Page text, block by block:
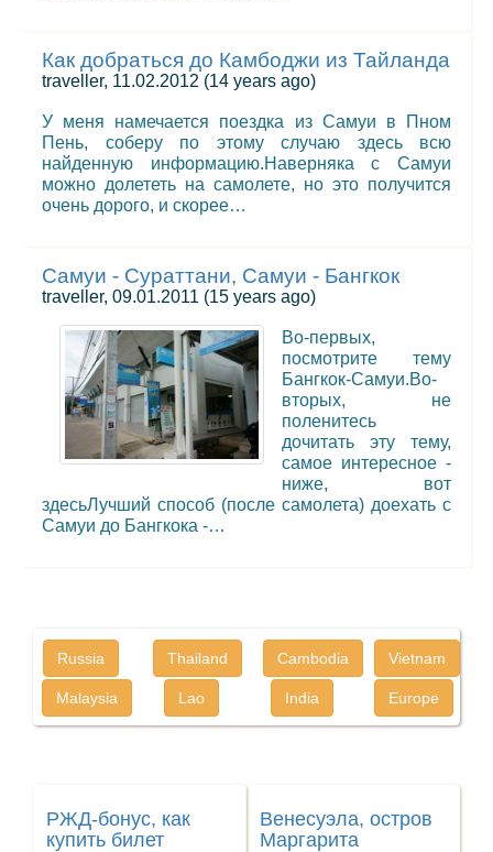
Как добраться до Камбоджи из Тайланда
traveller, 11.02.2012 (14 years ago)
У меня намечается поездка из Самуи в Пном
Пень, соберу по этому случаю здесь всю
найденную информацию.Наверняка с Самуи
можно долететь на самолете, но это получится
очень дорого, и скорее…
Самуи - Сураттани, Самуи - Бангкок
traveller, 09.01.2011 (15 years ago)
Во-первых,
посмотрите тему
Бангкок-Самуи.Во-
вторых, не
поленитесь
дочитать эту тему,
самое интересное -
ниже, вот
здесьЛучший способ (после самолета) доехать с
Самуи до Бангкока -…
Russia Thailand Cambodia Vietnam
Malaysia Lao India Europe
РЖД-бонус, как
купить билет
Венесуэла, остров
Маргарита